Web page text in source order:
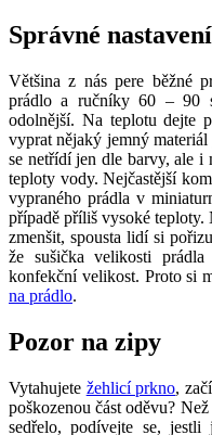
Správné
Většina z nás pere běžné
prádlo a ručníky 60 – 90
odolnější. Na teplotu dejte
vyprat nějaký jemný
se netřídí jen dle barvy, ale i
teploty vody. Nejčastější
vypraného prádla v
případě příliš vysoké
zmenšit, spousta lidí si
že sušička velikosti
konfekční velikost. Proto si
na prádlo.
Pozor na zipy
Vytahujete žehlicí prkno,
poškozenou část oděvu?
sedřelo, podívejte se, jestli